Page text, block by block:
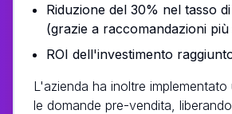
Riduzione del 30% nel tasso
(grazie a raccomandazioni
ROI dell'investimento
L'azienda ha inoltre
le domande pre-vendita,